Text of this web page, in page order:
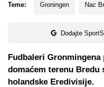
Teme: Groningen Nac
Dodajte
Fudbaleri
domaćem terenu Bredu
holandske Eredivisije.